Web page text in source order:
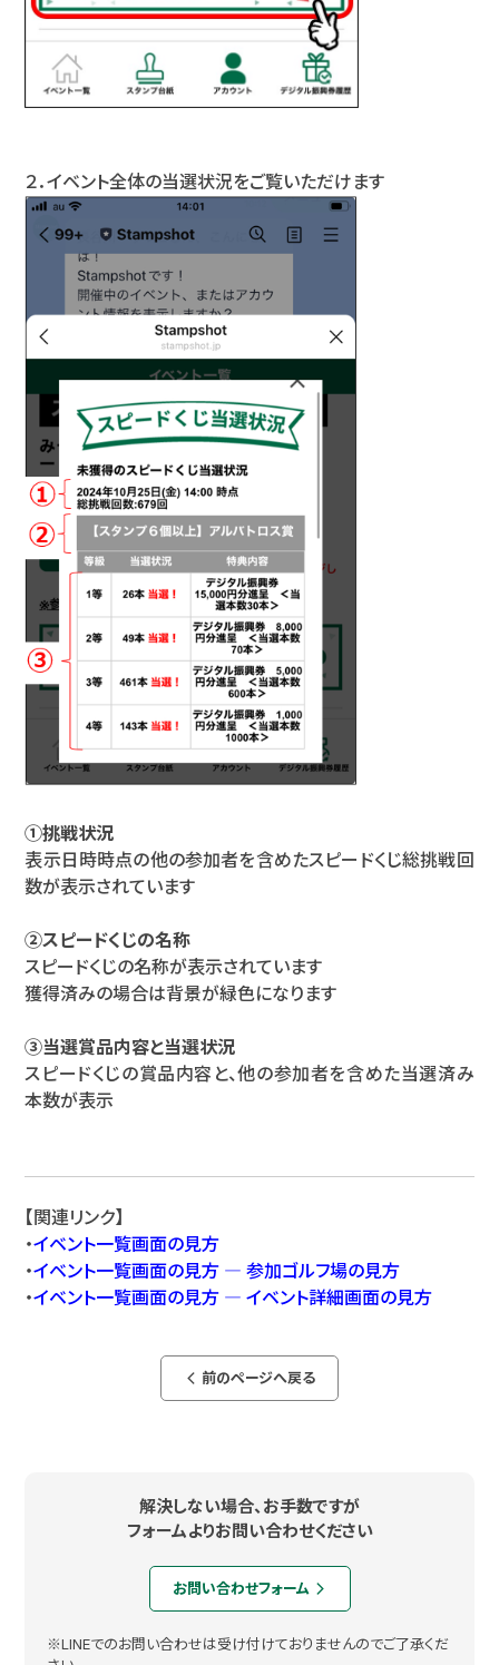
２．イベント全体の当選状況をご覧いただけます
①挑戦状況
表示日時時点の他の参加者を含めたスピードくじ総挑戦回
数が表示されています
②スピードくじの名称
スピードくじの名称が表示されています
獲得済みの場合は背景が緑色になります
③当選賞品内容と当選状況
スピードくじの賞品内容と、他の参加者を含めた当選済み
本数が表示
【関連リンク】
・イベント一覧画面の見方
・イベント一覧画面の見方 ― 参加ゴルフ場の見方
・イベント一覧画面の見方 ― イベント詳細画面の見方
arrow_back_ios_new 前のページへ戻る
解決しない場合、お手数ですが
フォームよりお問い合わせください
お問い合わせフォーム arrow_forward_ios
※LINEでのお問い合わせは受け付けておりませんのでご了承くだ